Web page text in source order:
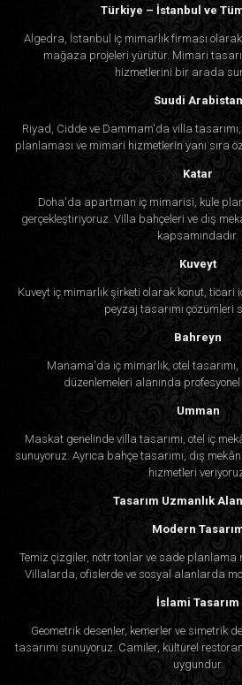
Türkiye – İstanbul ve
Algedra, İstanbul iç mimarlık firması
mağaza projeleri yürütür. Mimari
hizmetlerini bir arada
Suudi Arabistan
Riyad, Cidde ve Dammam'da villa
planlaması ve mimari hizmetlerin yanı sıra
Katar
Doha'da apartman iç mimarisi, kule
gerçekleştiriyoruz. Villa bahçeleri ve dış
kapsamındadır.
Kuveyt
Kuveyt iç mimarlık şirketi olarak konut, ticari
peyzaj tasarımı çözümleri
Bahreyn
Manama'da iç mimarlık, otel tasarımı,
düzenlemeleri alanında
Umman
Maskat genelinde villa tasarımı, otel iç
sunuyoruz. Ayrıca bahçe tasarımı, dış
hizmetleri
Tasarım Uzmanlık
Modern
Temiz çizgiler, nötr tonlar ve sade planlama
Villalarda, ofislerde ve sosyal alanlarda
İslami Tasarım
Geometrik desenler, kemerler ve simetrik
tasarımı sunuyoruz. Camiler, kültürel
uygundur.